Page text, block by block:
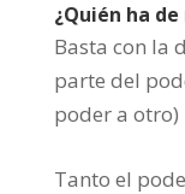
¿Quién ha
Basta con la
parte del
poder a otro)
Tanto el